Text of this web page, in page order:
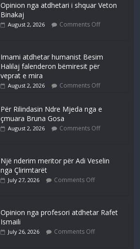
Opinion nga atdhetari i shquar Veton
Binakaj
August 2, 2026 Comments Off
Imami atdhetar humanist Besim
Halilaj falenderon bëmiresit për
veprat e mira
August 2, 2026 Comments Off
Për Rilindasin Ndre Mjeda nga e
çmuara Bruna Gosa
August 2, 2026 Comments Off
Një nderim meritor për Adi Veselin
nga Çlirimtarët
July 27, 2026 Comments Off
Opinion nga profesori atdhetar Rafet
Ismaili
July 26, 2026 Comments Off